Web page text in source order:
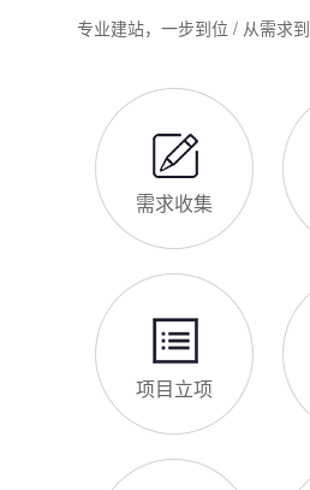
专业建站，一步到位 / 从需求
需求收集
项目立项